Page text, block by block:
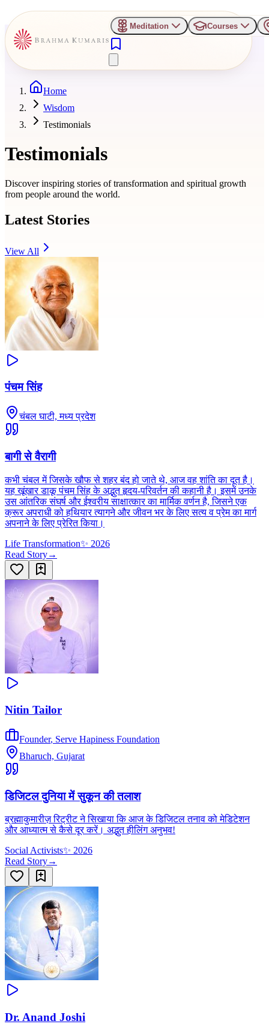
Meditation Courses
Home
Wisdom
Testimonials
Testimonials
Discover inspiring stories of transformation and spiritual growth
from people around the world.
Latest Stories
View All
पंचम सिंह
चंबल घाटी, मध्य प्रदेश
बागी से वैरागी
कभी चंबल में जिसके खौफ से शहर बंद हो जाते थे, आज वह शांति का दूत है।
यह खूंखार डाकू पंचम सिंह के अद्भुत हृदय-परिवर्तन की कहानी है। इसमें उनके
उस आंतरिक संघर्ष और ईश्वरीय साक्षात्कार का मार्मिक वर्णन है, जिसने एक
क्रूर अपराधी को हथियार त्यागने और जीवन भर के लिए सत्य व प्रेम का मार्ग
अपनाने के लिए प्रेरित किया।
Life Transformation✨ 2026
Read Story→
Nitin Tailor
Founder, Serve Hapiness Foundation
Bharuch, Gujarat
डिजिटल दुनिया में सुकून की तलाश
ब्रह्माकुमारीज़ रिट्रीट ने सिखाया कि आज के डिजिटल तनाव को मेडिटेशन
और आध्यात्म से कैसे दूर करें। अद्भुत हीलिंग अनुभव!
Social Activists✨ 2026
Read Story→
Dr. Anand Joshi